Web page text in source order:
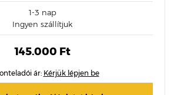
1-3 nap
Ingyen szállítjuk
145.000 Ft
ár: Kérjük lépjen be